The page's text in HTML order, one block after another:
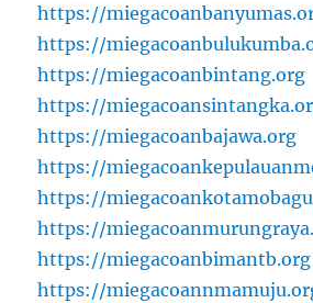
https://
https://
https://miegacoanbintang.org
https://
https://miegacoanbajawa.org
https://
https://
https://
https://miegacoanbimantb.org
https://